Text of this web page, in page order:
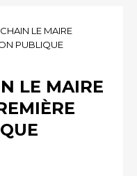
LE MAIRE
PUBLIQUE
LE MAIRE